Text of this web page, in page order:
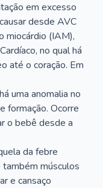
em excesso
desde AVC
miocárdio (IAM),
no qual há
até o coração. Em
uma anomalia no
formação. Ocorre
o bebê desde a
da febre
músculos
e cansaço